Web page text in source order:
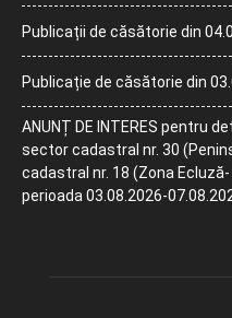
Publicații de căsătorie din
Publicație de căsătorie din
ANUNȚ DE INTERES pentru
sector cadastral nr. 30
cadastral nr. 18 (Zona
perioada 03.08.2026-